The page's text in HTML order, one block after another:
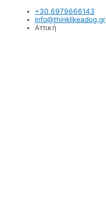
Μετάβαση
περιεχόμενο
+30.6979666143
info@thinklikeadog.gr
Αττική